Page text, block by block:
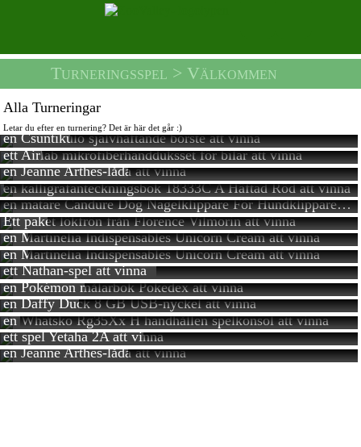
Turneringsspel > Välkommen
Alla Turneringar
Letar du efter en turnering? Det är här det går :)
en Csuntikulo självhäftande borsteatt vinna
ett Airlab mikrofiberhandduksset för bilaratt vinna
en Jeanne Arthes-lådaatt vinna
en kalligrafanteckningsbok 18333C A Häftad Rödatt vinna
en matare Candure Dog Nagelklippare För Hundklippare Och Nagelklippare
Ett paket lökfrön från Florence Vilmorinatt vinna
en Martinelia Indispensables Unicorn Creamatt vinna
en Martinelia Indispensables Unicorn Creamatt vinna
ett Nathan-spelatt vinna
en Pokémon målarbok Pokédexatt vinna
en Daffy Duck 8 GB USB-nyckelatt vinna
en Whatsko Rg35Xx H handhållen spelkonsolatt vinna
ett spel Yetaha 2Aatt vinna
en Jeanne Arthes-lådaatt vinna